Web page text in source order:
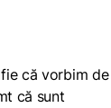
că vorbim de
că sunt